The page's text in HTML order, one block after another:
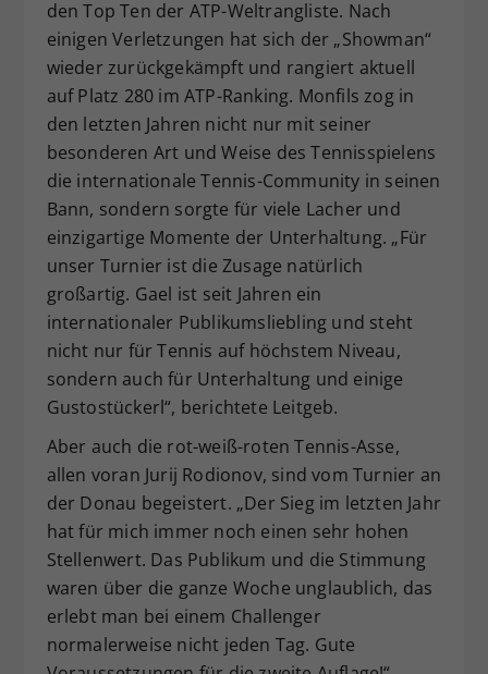
den Top Ten der ATP-Weltrangliste. Nach
einigen Verletzungen hat sich der „Showman“
wieder zurückgekämpft und rangiert aktuell
auf Platz 280 im ATP-Ranking. Monfils zog in
den letzten Jahren nicht nur mit seiner
besonderen Art und Weise des Tennisspielens
die internationale Tennis-Community in seinen
Bann, sondern sorgte für viele Lacher und
einzigartige Momente der Unterhaltung. „Für
unser Turnier ist die Zusage natürlich
großartig. Gael ist seit Jahren ein
internationaler Publikumsliebling und steht
nicht nur für Tennis auf höchstem Niveau,
sondern auch für Unterhaltung und einige
Gustostückerl“, berichtete Leitgeb.
Aber auch die rot-weiß-roten Tennis-Asse,
allen voran Jurij Rodionov, sind vom Turnier an
der Donau begeistert. „Der Sieg im letzten Jahr
hat für mich immer noch einen sehr hohen
Stellenwert. Das Publikum und die Stimmung
waren über die ganze Woche unglaublich, das
erlebt man bei einem Challenger
normalerweise nicht jeden Tag. Gute